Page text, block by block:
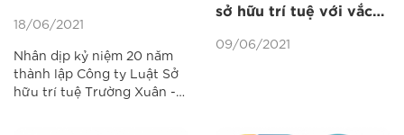
18/06/2021
Nhân dịp kỷ niệm 20 năm
thành lập Công ty Luật Sở
hữu trí tuệ Trường Xuân -
sở hữu trí tuệ với vắc
chống Covid-19
09/06/2021